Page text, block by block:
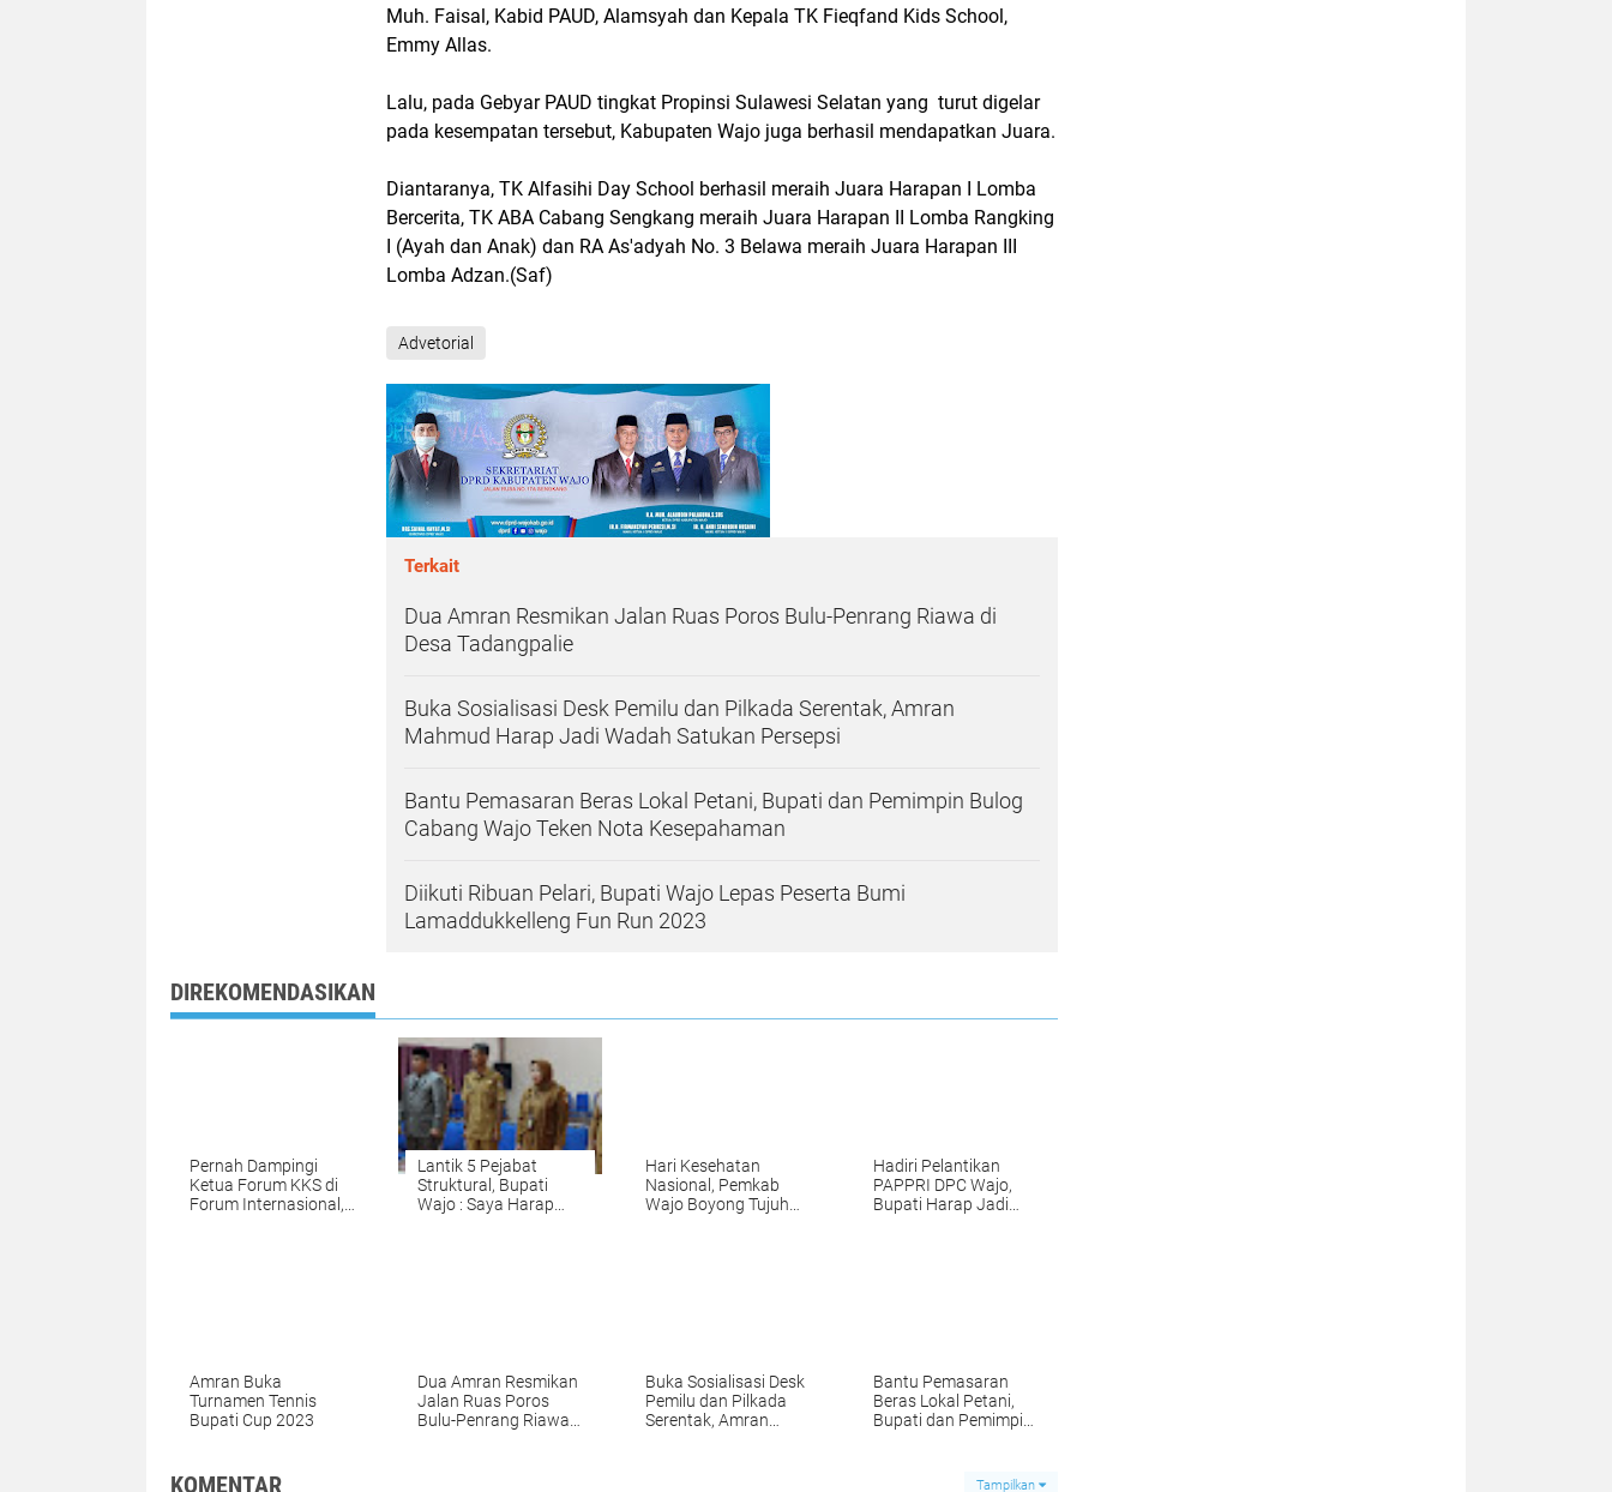
Muh. Faisal, Kabid PAUD, Alamsyah dan Kepala TK Fieqfand Kids School,
Emmy Allas.
Lalu, pada Gebyar PAUD tingkat Propinsi Sulawesi Selatan yang turut digelar
pada kesempatan tersebut, Kabupaten Wajo juga berhasil mendapatkan Juara.
Diantaranya, TK Alfasihi Day School berhasil meraih Juara Harapan I Lomba
Bercerita, TK ABA Cabang Sengkang meraih Juara Harapan II Lomba Rangking
I (Ayah dan Anak) dan RA As'adyah No. 3 Belawa meraih Juara Harapan III
Lomba Adzan.(Saf)
Advetorial
Terkait
Dua Amran Resmikan Jalan Ruas Poros Bulu-Penrang Riawa di
Desa Tadangpalie
Buka Sosialisasi Desk Pemilu dan Pilkada Serentak, Amran
Mahmud Harap Jadi Wadah Satukan Persepsi
Bantu Pemasaran Beras Lokal Petani, Bupati dan Pemimpin Bulog
Cabang Wajo Teken Nota Kesepahaman
Diikuti Ribuan Pelari, Bupati Wajo Lepas Peserta Bumi
Lamaddukkelleng Fun Run 2023
DIREKOMENDASIKAN
Pernah Dampingi
Ketua Forum KKS di
Forum Internasional,
Lantik 5 Pejabat
Struktural, Bupati
Wajo : Saya Harap
Hari Kesehatan
Nasional, Pemkab
Wajo Boyong Tujuh
Hadiri Pelantikan
PAPPRI DPC Wajo,
Bupati Harap Jadi
Amran Buka
Turnamen Tennis
Bupati Cup 2023
Dua Amran Resmikan
Jalan Ruas Poros
Bulu-Penrang Riawa
Buka Sosialisasi Desk
Pemilu dan Pilkada
Serentak, Amran
Bantu Pemasaran
Beras Lokal Petani,
Bupati dan Pemimpin
Kesepahaman
KOMENTAR Tampilkan